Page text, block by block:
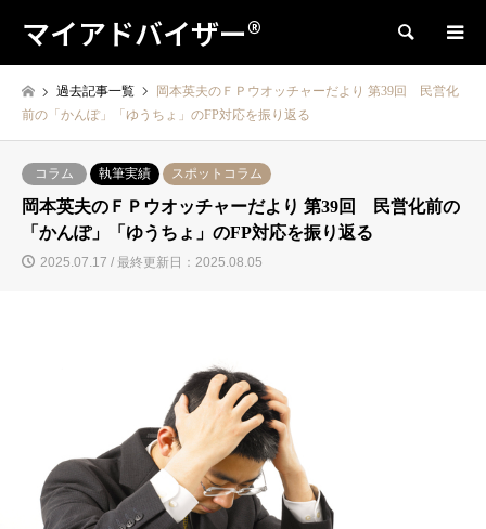
マイアドバイザー® 検索
過去記事一覧
岡本英夫のＦＰウオッチャーだより 第39回 民営化
前の「かんぽ」「ゆうちょ」のFP対応を振り返る
コラム 執筆実績 スポットコラム
岡本英夫のＦＰウオッチャーだより 第39回 民営化前の
「かんぽ」「ゆうちょ」のFP対応を振り返る
2025.07.17 / 最終更新日：2025.08.05